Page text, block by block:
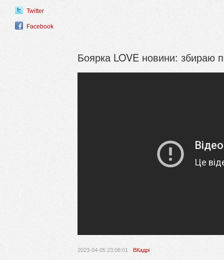
Twitter
Facebook
Боярка LOVE новини: збираю
2023-04-05 23:08:01 · ВКадрі